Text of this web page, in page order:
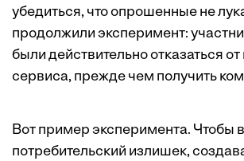
убедиться, что опрошенные не
продолжили эксперимент:
были действительно отказаться
сервиса, прежде чем получить
Вот пример эксперимента. Чтобы
потребительский излишек,